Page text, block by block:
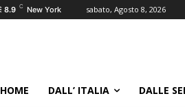
8.9 C New York sabato, Agosto 8, 2026
HOME DALL’ ITALIA DALLE